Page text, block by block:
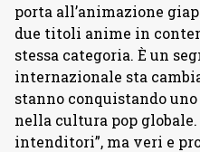
porta all’animazione
due titoli anime in
stessa categoria. È un
internazionale sta
stanno conquistando
nella cultura pop globale.
intenditori”, ma veri e